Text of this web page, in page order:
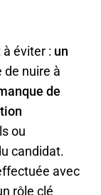
éviter : un
nuire à
de
ou
candidat.
avec
rôle clé